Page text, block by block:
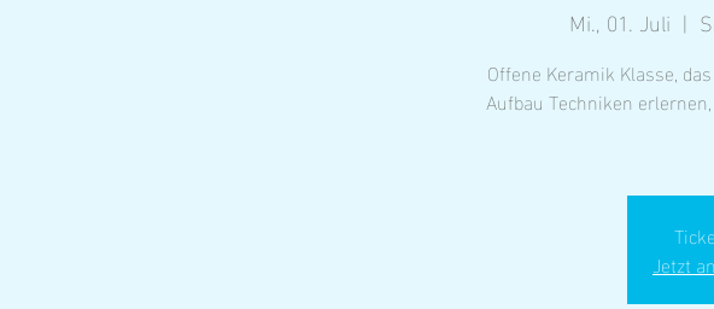
Mi., 01. Juli
  |
Offene Keramik Klasse,
Aufbau Techniken
Jetzt